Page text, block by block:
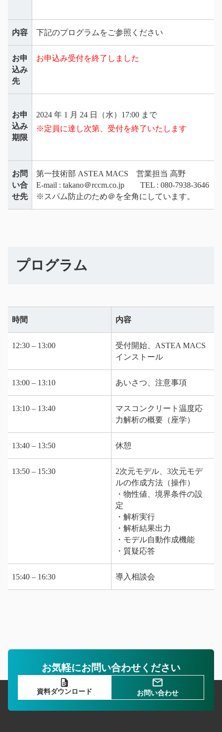
内容 下記のプログラムをご参照ください
お申
込み
先
お申込み受付を終了しました
お申
込み
期限
2024 年 1 月 24 日（水）17:00 まで
※定員に達し次第、受付を終了いたします
お問
い合
せ先
第一技術部 ASTEA MACS 営業担当 高野
E-mail : takano＠rccm.co.jp TEL : 080-7938-3646
※スパム防止のため＠を全角にしています。
プログラム
時間 内容
12:30 – 13:00
受付開始、ASTEA MACS
インストール
13:00 – 13:10 あいさつ、注意事項
13:10 – 13:40
マスコンクリート温度応
力解析の概要（座学）
13:40 – 13:50 休憩
13:50 – 15:30
2次元モデル、3次元モデ
ルの作成方法（操作）
・物性値、境界条件の設
定
・解析実行
・解析結果出力
・モデル自動作成機能
・質疑応答
15:40 – 16:30 導入相談会
お気軽にお問い合わせください
資料ダウンロード お問い合わせ